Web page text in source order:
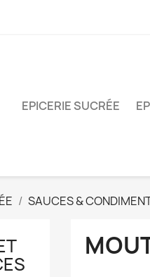
EPICERIE SUCRÉE
SAUCES &